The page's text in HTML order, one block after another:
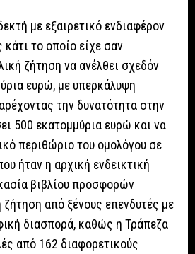
με εξαιρετικό ενδιαφέρον
το οποίο είχε σαν
ζήτηση να ανέλθει σχεδόν
ευρώ, με υπερκάλυψη
την δυνατότητα στην
500 εκατομμύρια ευρώ και να
περιθώριο του ομολόγου σε
ήταν η αρχική ενδεικτική
βιβλίου προσφορών
από ξένους επενδυτές με
διασπορά, καθώς η Τράπεζα
από 162 διαφορετικούς